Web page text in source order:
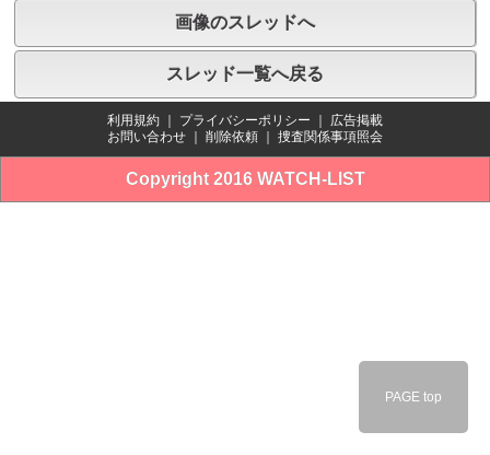
画像のスレッドへ
スレッド一覧へ戻る
利用規約 プライバシーポリシー
広告掲載
お問い合わせ
削除依頼 捜査関係事項照会
Copyright 2016 WATCH-LIST
PAGE top